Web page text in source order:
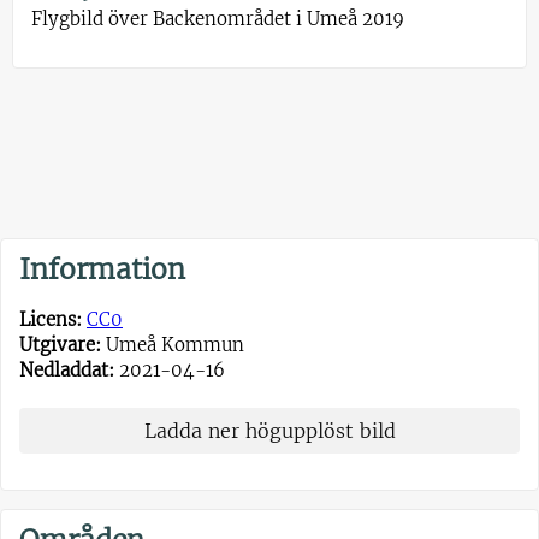
Flygbild över Backenområdet i Umeå 2019
Information
Licens: CC0
Utgivare: Umeå Kommun
Nedladdat: 2021-04-16
Ladda ner högupplöst bild